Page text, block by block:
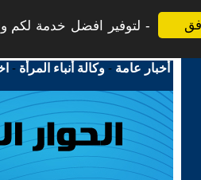
لتوفير افضل خدمة لكم
أخبار عامة -وكالة أنباء المرأة -